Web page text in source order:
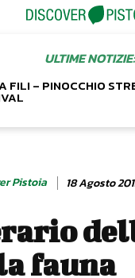
ULTIME NOTIZIE:
FILI – PINOCCHIO
Pistoia 18 Agosto
fauna